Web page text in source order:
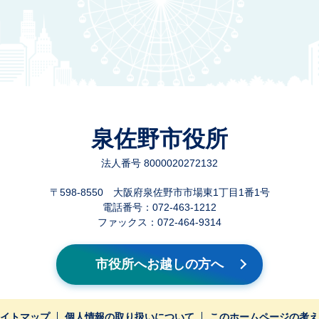
泉佐野市役所
法人番号 8000020272132
〒598-8550 大阪府泉佐野市市場東1丁目1番1号
電話番号：072-463-1212
ファックス：072-464-9314
市役所へお越しの方へ
トマップ 個人情報の取り扱いについて このホームページの考